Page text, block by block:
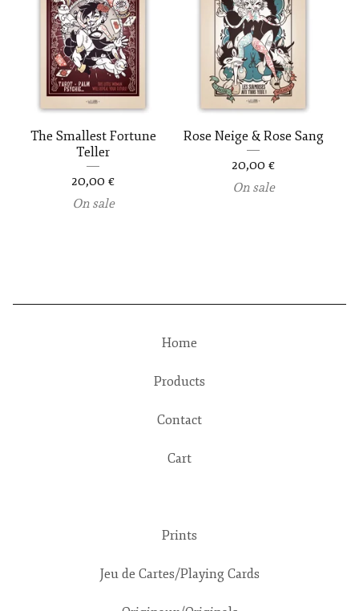
The Smallest Fortune
Teller
20,00 €
On sale
Rose Neige & Rose Sang
20,00 €
On sale
Home
Products
Contact
Cart
Prints
Jeu de Cartes/Playing Cards